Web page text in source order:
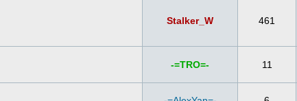
Stalker_W 461
-=TRO=- 11